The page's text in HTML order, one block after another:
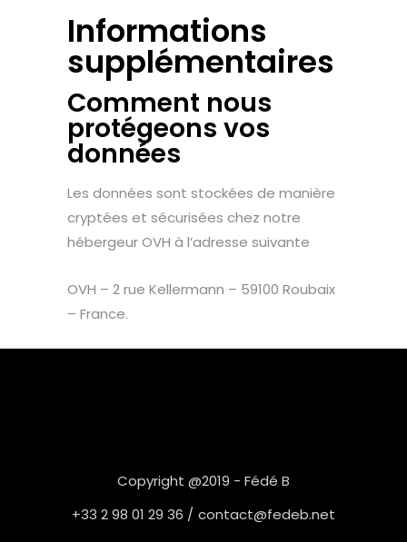
Informations
supplémentaires
Comment nous
protégeons vos
données
Les données sont stockées de manière
cryptées et sécurisées chez notre
hébergeur OVH à l’adresse suivante
OVH – 2 rue Kellermann – 59100 Roubaix
– France.
Copyright @2019 - Fédé B
+33 2 98 01 29 36 / contact@fedeb.net